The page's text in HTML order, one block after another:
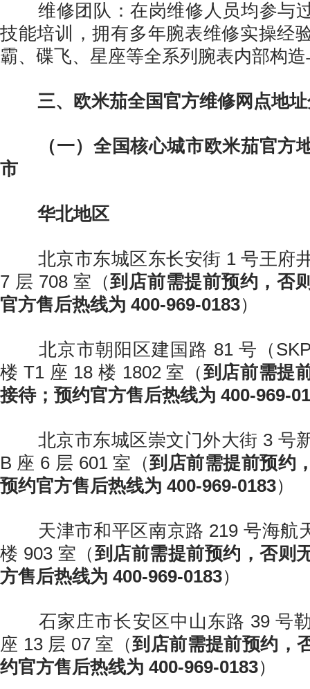
维修团队：在岗维修人员均参与
技能培训，拥有多年腕表维修实操经
霸、碟飞、星座等全系列腕表内部构
三、欧米茄全国官方维修网点地
（一）全国核心城市欧米茄官方
市
华北地区
北京市东城区东长安街 1 号王府
7 层 708 室（到店前需提前预约，否
官方售后热线为 400-969-0183）
北京市朝阳区建国路 81 号（
楼 T1 座 18 楼 1802 室（到店前需提
接待；预约官方售后热线为 400-969-
北京市东城区崇文门外大街 3 号
B 座 6 层 601 室（到店前需提前预约
预约官方售后热线为 400-969-0183）
天津市和平区南京路 219 号海航
楼 903 室（到店前需提前预约，否则
方售后热线为 400-969-0183）
石家庄市长安区中山东路 39 号
座 13 层 07 室（到店前需提前预约，
约官方售后热线为 400-969-0183）